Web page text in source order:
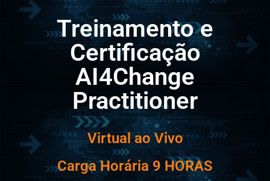
Treinamento e
Certificação
AI4Change
Practitioner
Virtual ao Vivo
Carga Horária 9 HORAS